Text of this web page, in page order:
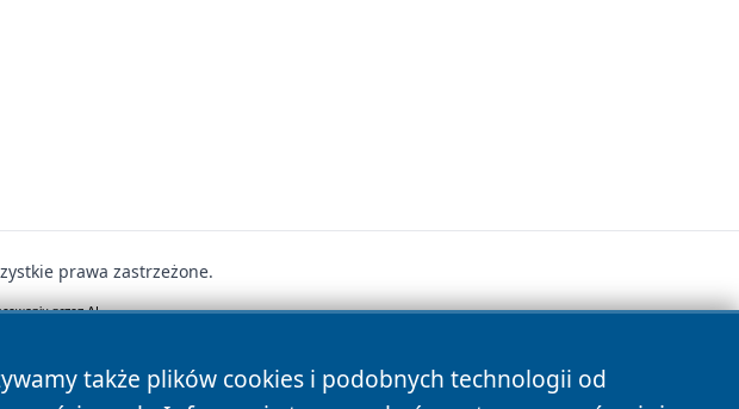
także plików cookies i podobnych technologii od
prawa zastrzeżone.